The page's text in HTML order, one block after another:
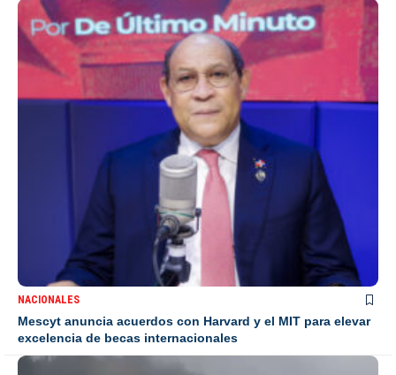
NACIONALES
Mescyt anuncia acuerdos con Harvard y el MIT para elevar
excelencia de becas internacionales